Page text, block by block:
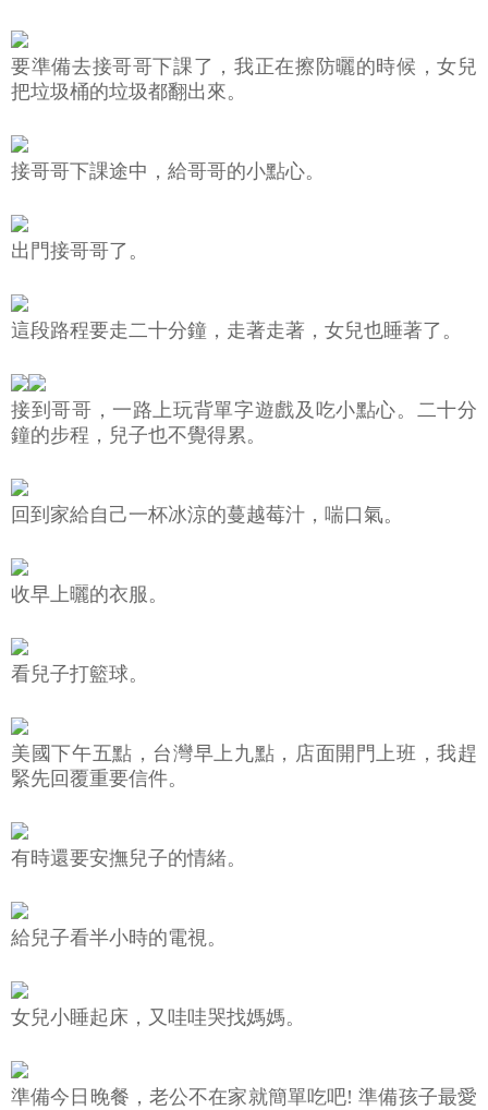
要準備去接哥哥下課了，我正在擦防曬的時候，女兒
把垃圾桶的垃圾都翻出來。
接哥哥下課途中，給哥哥的小點心。
出門接哥哥了。
這段路程要走二十分鐘，走著走著，女兒也睡著了。
接到哥哥，一路上玩背單字遊戲及吃小點心。二十分
鐘的步程，兒子也不覺得累。
回到家給自己一杯冰涼的蔓越莓汁，喘口氣。
收早上曬的衣服。
看兒子打籃球。
美國下午五點，台灣早上九點，店面開門上班，我趕
緊先回覆重要信件。
有時還要安撫兒子的情緒。
給兒子看半小時的電視。
女兒小睡起床，又哇哇哭找媽媽。
準備今日晚餐，老公不在家就簡單吃吧! 準備孩子最愛